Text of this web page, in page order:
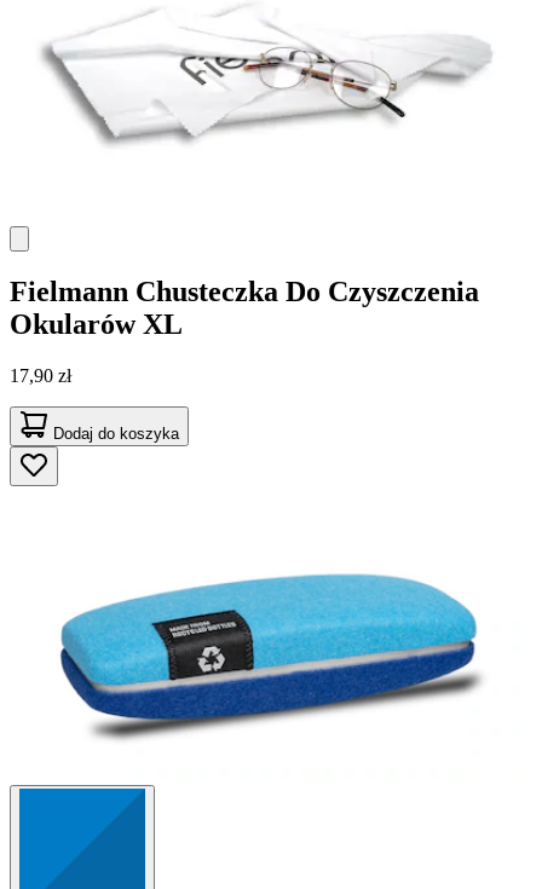
Fielmann Chusteczka Do Czyszczenia
Okularów XL
17,90 zł
Dodaj do koszyka